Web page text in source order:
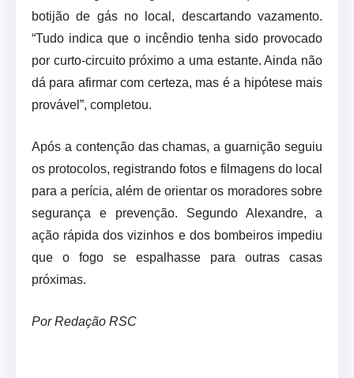
botijão de gás no local, descartando vazamento.
“Tudo indica que o incêndio tenha sido provocado
por curto-circuito próximo a uma estante. Ainda não
dá para afirmar com certeza, mas é a hipótese mais
provável”, completou.
Após a contenção das chamas, a guarnição seguiu
os protocolos, registrando fotos e filmagens do local
para a perícia, além de orientar os moradores sobre
segurança e prevenção. Segundo Alexandre, a
ação rápida dos vizinhos e dos bombeiros impediu
que o fogo se espalhasse para outras casas
próximas.
Por Redação RSC